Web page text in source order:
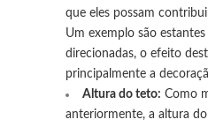
que eles possam
Um exemplo são
direcionadas, o efeito
principalmente a
Altura do teto: Como
anteriormente, a altura